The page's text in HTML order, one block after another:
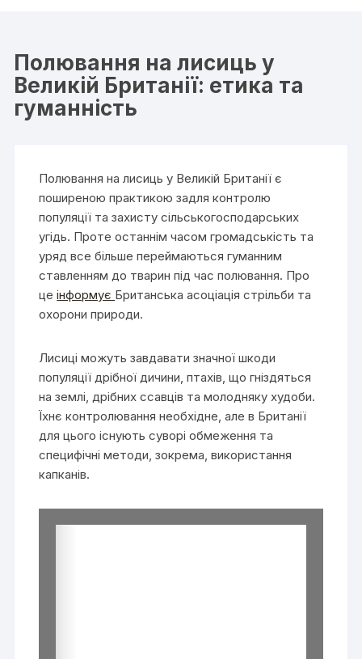
Полювання на лисиць у
Великій Британії: етика та
гуманність
Полювання на лисиць у Великій Британії є
поширеною практикою задля контролю
популяції та захисту сільськогосподарських
угідь. Проте останнім часом громадськість та
уряд все більше переймаються гуманним
ставленням до тварин під час полювання. Про
цеінформує Британська асоціація стрільби та
охорони природи.
Лисиці можуть завдавати значної шкоди
популяції дрібної дичини, птахів, що гніздяться
на землі, дрібних ссавців та молодняку худоби.
Їхнє контролювання необхідне, але в Британії
для цього існують суворі обмеження та
специфічні методи, зокрема, використання
капканів.